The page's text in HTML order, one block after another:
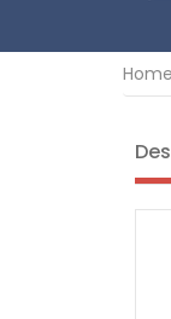
Home